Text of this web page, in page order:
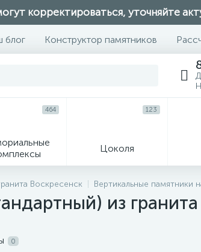
корректироваться, уточняйте
блог Конструктор памятников
464
Цоколя
123
Могильные кресты
Воскресенск Вертикальные памятники
из
0